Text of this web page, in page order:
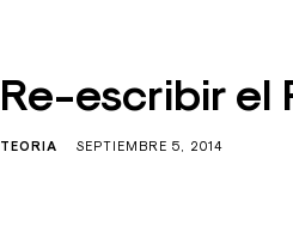
Re-escribir el
TEORIA SEPTIEMBRE 5, 2014